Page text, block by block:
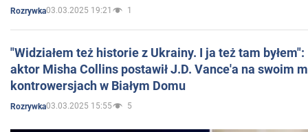
Rozrywka03.03.2025 19:21 1
"Widziałem też historie z Ukrainy. I ja też tam
aktor Misha Collins postawił J.D. Vance'a na swoim
kontrowersjach w Białym Domu
Rozrywka03.03.2025 15:55 5